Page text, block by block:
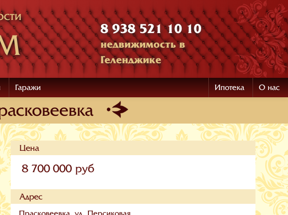
8 938 521 10 10
недвижимость в
Геленджике
Гаражи О нас
Ипотека
Цена
8 700 000 руб
Адрес